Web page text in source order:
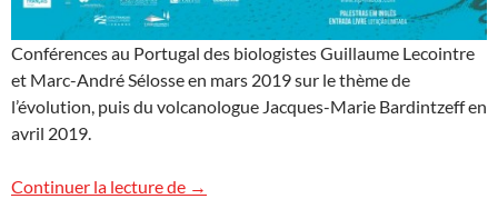
Conférences au Portugal des biologistes Guillaume Lecointre
et Marc-André Sélosse en mars 2019 sur le thème de
l’évolution, puis du volcanologue Jacques-Marie Bardintzeff en
avril 2019.
Continuer la lecture de Cycle de conférences à Lisbonne
→